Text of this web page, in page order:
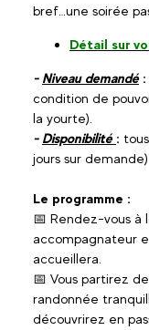
bref…une soirée
Détail sur
- Niveau demandé :
condition de
la yourte).
- Disponibilité :
jours sur demande)
Le programme :
📅 Rendez-vous à
accompagnateur
accueillera.
📅 Vous partirez
randonnée
découvrirez en